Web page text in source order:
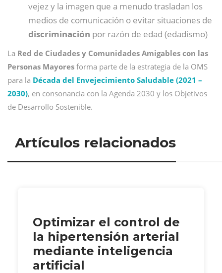
vejez y la imagen que a menudo trasladan los
medios de comunicación o evitar situaciones de
discriminación por razón de edad (edadismo)
La Red de Ciudades y Comunidades Amigables con las
Personas Mayores forma parte de la estrategia de la OMS
para la Década del Envejecimiento Saludable (2021 –
2030), en consonancia con la Agenda 2030 y los Objetivos
de Desarrollo Sostenible.
Artículos relacionados
Optimizar el control de
la hipertensión arterial
mediante inteligencia
artificial